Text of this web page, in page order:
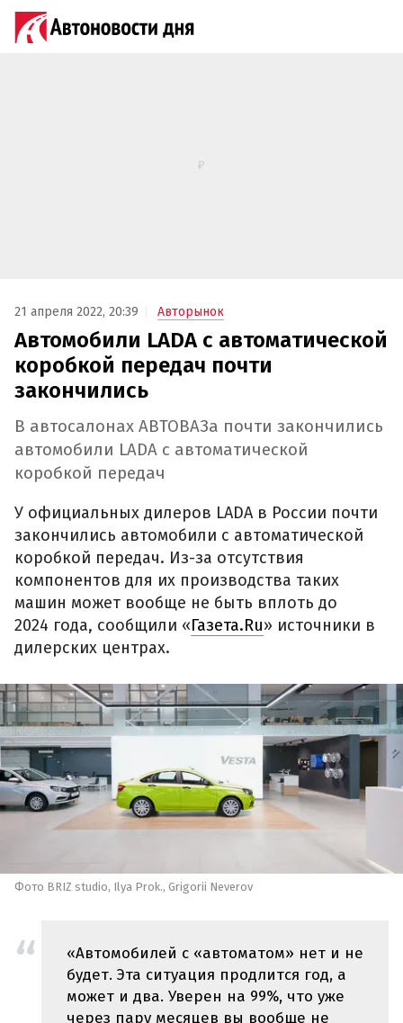
21 апреля 2022, 20:39 Авторынок
Автомобили LADA с автоматической
коробкой передач почти
закончились
В автосалонах АВТОВАЗа почти закончились
автомобили LADA с автоматической
коробкой передач
У официальных дилеров LADA в России почти
закончились автомобили с автоматической
коробкой передач. Из-за отсутствия
компонентов для их производства таких
машин может вообще не быть вплоть до
2024 года, сообщили «Газета.Ru» источники в
дилерских центрах.
Фото BRIZ studio, Ilya Prok., Grigorii Neverov
«Автомобилей с «автоматом» нет и не
будет. Эта ситуация продлится год, а
может и два. Уверен на 99%, что уже
через пару месяцев вы вообще не